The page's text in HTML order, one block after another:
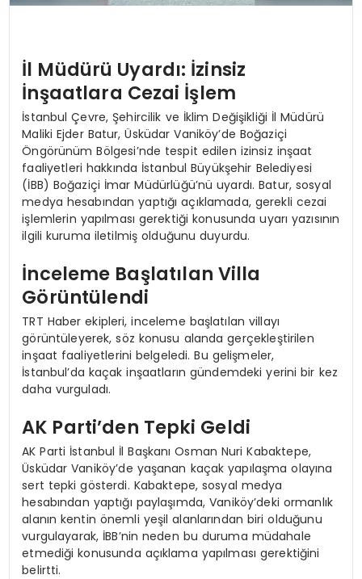
İl Müdürü Uyardı: İzinsiz
İnşaatlara Cezai İşlem
İstanbul Çevre, Şehircilik ve İklim Değişikliği İl Müdürü
Maliki Ejder Batur, Üsküdar Vaniköy’de Boğaziçi
Öngörünüm Bölgesi’nde tespit edilen izinsiz inşaat
faaliyetleri hakkında İstanbul Büyükşehir Belediyesi
(İBB) Boğaziçi İmar Müdürlüğü’nü uyardı. Batur, sosyal
medya hesabından yaptığı açıklamada, gerekli cezai
işlemlerin yapılması gerektiği konusunda uyarı yazısının
ilgili kuruma iletilmiş olduğunu duyurdu.
İnceleme Başlatılan Villa
Görüntülendi
TRT Haber ekipleri, inceleme başlatılan villayı
görüntüleyerek, söz konusu alanda gerçekleştirilen
inşaat faaliyetlerini belgeledi. Bu gelişmeler,
İstanbul’da kaçak inşaatların gündemdeki yerini bir kez
daha vurguladı.
AK Parti’den Tepki Geldi
AK Parti İstanbul İl Başkanı Osman Nuri Kabaktepe,
Üsküdar Vaniköy’de yaşanan kaçak yapılaşma olayına
sert tepki gösterdi. Kabaktepe, sosyal medya
hesabından yaptığı paylaşımda, Vaniköy’deki ormanlık
alanın kentin önemli yeşil alanlarından biri olduğunu
vurgulayarak, İBB’nin neden bu duruma müdahale
etmediği konusunda açıklama yapılması gerektiğini
belirtti.